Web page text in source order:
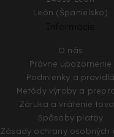
León (Španielsko)
O nás
Právne upozornenie
Podmienky a pravidlá
Metódy výroby a
Záruka a vrátenie
Spôsoby platby
Zásady ochrany osobných